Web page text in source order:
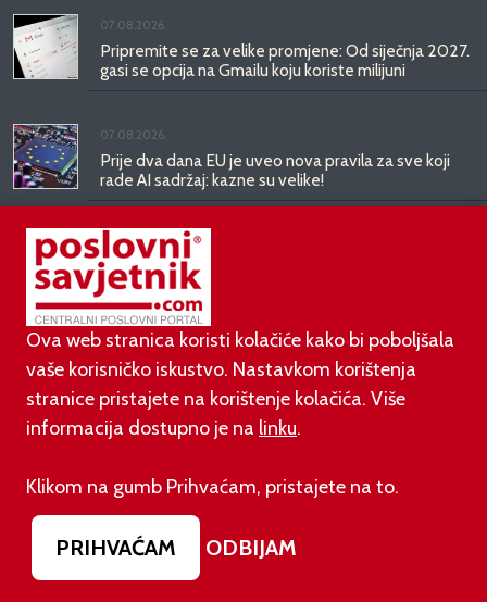
07.08.2026.
Pripremite se za velike promjene: Od siječnja 2027.
gasi se opcija na Gmailu koju koriste milijuni
07.08.2026.
Prije dva dana EU je uveo nova pravila za sve koji
rade AI sadržaj: kazne su velike!
03.08.2026.
Otvoren jedan od najvećih family hotela na
srednjem Jadranu
Novi zakon o najmu bolje štiti najmoprimce, ali i
najmodavce
PODUZETNIŠTVO
adidas i Hrvatski nogometni savez objavili
Ova web stranica koristi kolačiće kako bi poboljšala
vaše korisničko iskustvo. Nastavkom korištenja
stranice pristajete na korištenje kolačića. Više
informacija dostupno je na linku.
Klikom na gumb Prihvaćam, pristajete na to.
PRIHVAĆAM ODBIJAM